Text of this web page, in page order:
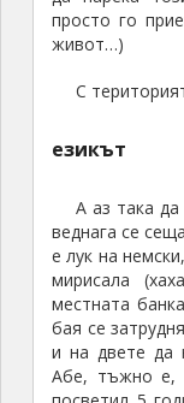
просто го
живот…)
С
езикът
А аз така
веднага се
е лук на
мирисала
местната
бая се
и на двете да
Абе, тъжно е,